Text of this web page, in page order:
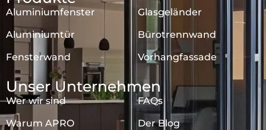
Aluminiumfenster
Aluminiumtür
Fensterwand
Glasgeländer
Bürotrennwand
Vorhangfassade
Unser Unternehmen
Wer wir sind
Warum APRO
FAQs
Der Blog